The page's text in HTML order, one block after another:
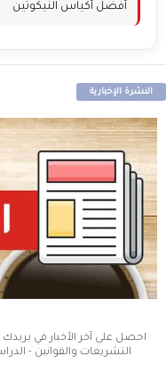
أفضل أكياس النيكوتين
النشرة الإخبارية
احصل على آخر الأخبار في
التشريعات والقوانين -